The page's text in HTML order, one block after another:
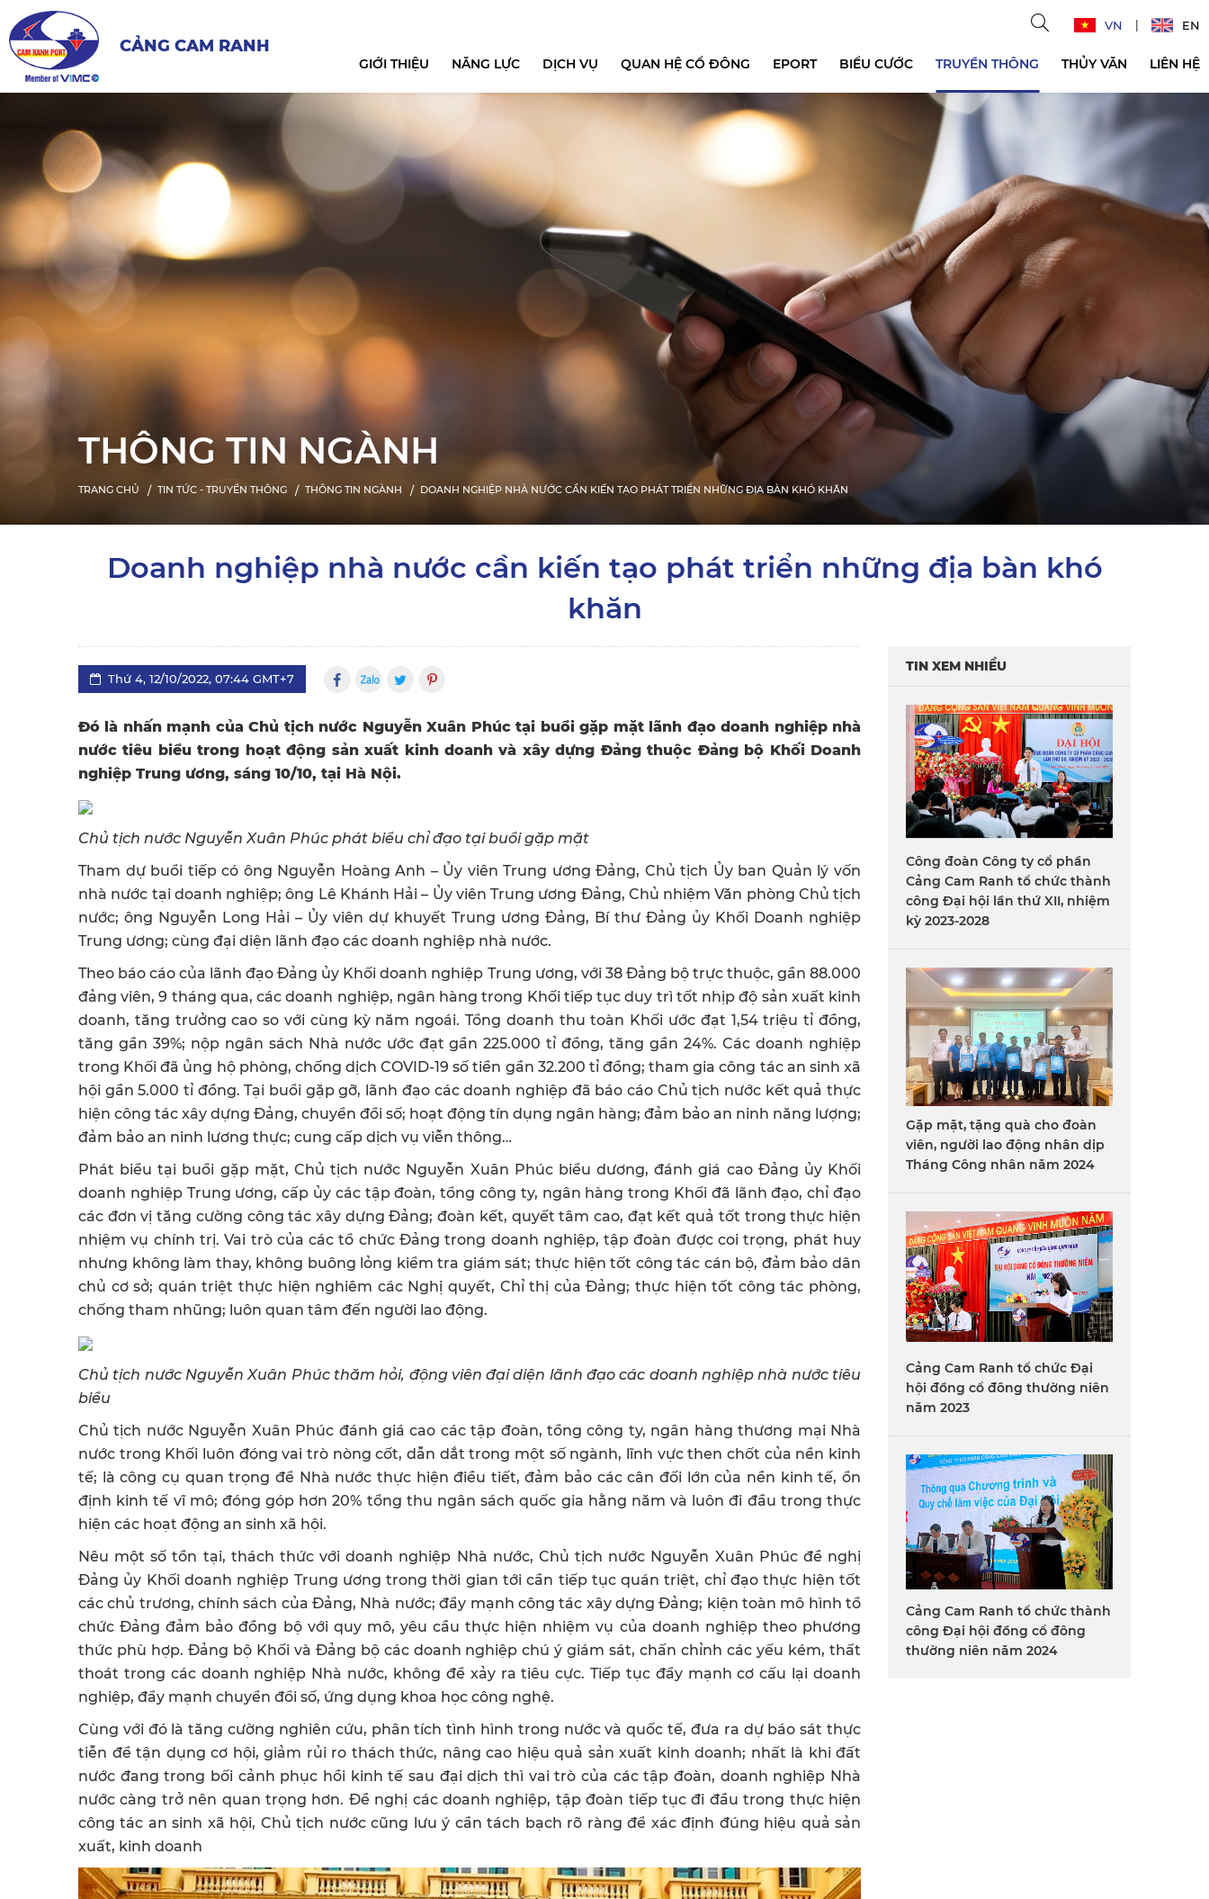
CẢNG CAM RANH
VN EN
GIỚI THIỆU NĂNG LỰC DỊCH VỤ QUAN HỆ CỔ ĐÔNG EPORT BIỂU CƯỚC TRUYỀN THÔNG THỦY VĂN LIÊN HỆ
THÔNG TIN NGÀNH
TRANG CHỦ TIN TỨC - TRUYỀN THÔNG THÔNG TIN NGÀNH DOANH NGHIỆP NHÀ NƯỚC CẦN KIẾN TẠO PHÁT TRIỂN NHỮNG ĐỊA BÀN KHÓ KHĂN
Doanh nghiệp nhà nước cần kiến tạo phát triển những địa bàn khó
khăn
Thứ 4, 12/10/2022, 07:44 GMT+7
Đó là nhấn mạnh của Chủ tịch nước Nguyễn Xuân Phúc tại buổi gặp mặt lãnh đạo doanh nghiệp nhà
nước tiêu biểu trong hoạt động sản xuất kinh doanh và xây dựng Đảng thuộc Đảng bộ Khối Doanh
nghiệp Trung ương, sáng 10/10, tại Hà Nội.
Chủ tịch nước Nguyễn Xuân Phúc phát biểu chỉ đạo tại buổi gặp mặt
Tham dự buổi tiếp có ông Nguyễn Hoàng Anh – Ủy viên Trung ương Đảng, Chủ tịch Ủy ban Quản lý vốn
nhà nước tại doanh nghiệp; ông Lê Khánh Hải – Ủy viên Trung ương Đảng, Chủ nhiệm Văn phòng Chủ tịch
nước; ông Nguyễn Long Hải – Ủy viên dự khuyết Trung ương Đảng, Bí thư Đảng ủy Khối Doanh nghiệp
Trung ương; cùng đại diện lãnh đạo các doanh nghiệp nhà nước.
Theo báo cáo của lãnh đạo Đảng ủy Khối doanh nghiệp Trung ương, với 38 Đảng bộ trực thuộc, gần 88.000
đảng viên, 9 tháng qua, các doanh nghiệp, ngân hàng trong Khối tiếp tục duy trì tốt nhịp độ sản xuất kinh
doanh, tăng trưởng cao so với cùng kỳ năm ngoái. Tổng doanh thu toàn Khối ước đạt 1,54 triệu tỉ đồng,
tăng gần 39%; nộp ngân sách Nhà nước ước đạt gần 225.000 tỉ đồng, tăng gần 24%. Các doanh nghiệp
trong Khối đã ủng hộ phòng, chống dịch COVID-19 số tiền gần 32.200 tỉ đồng; tham gia công tác an sinh xã
hội gần 5.000 tỉ đồng. Tại buổi gặp gỡ, lãnh đạo các doanh nghiệp đã báo cáo Chủ tịch nước kết quả thực
hiện công tác xây dựng Đảng, chuyển đổi số; hoạt động tín dụng ngân hàng; đảm bảo an ninh năng lượng;
đảm bảo an ninh lương thực; cung cấp dịch vụ viễn thông…
Phát biểu tại buổi gặp mặt, Chủ tịch nước Nguyễn Xuân Phúc biểu dương, đánh giá cao Đảng ủy Khối
doanh nghiệp Trung ương, cấp ủy các tập đoàn, tổng công ty, ngân hàng trong Khối đã lãnh đạo, chỉ đạo
các đơn vị tăng cường công tác xây dựng Đảng; đoàn kết, quyết tâm cao, đạt kết quả tốt trong thực hiện
nhiệm vụ chính trị. Vai trò của các tổ chức Đảng trong doanh nghiệp, tập đoàn được coi trọng, phát huy
nhưng không làm thay, không buông lỏng kiểm tra giám sát; thực hiện tốt công tác cán bộ, đảm bảo dân
chủ cơ sở; quán triệt thực hiện nghiêm các Nghị quyết, Chỉ thị của Đảng; thực hiện tốt công tác phòng,
chống tham nhũng; luôn quan tâm đến người lao động.
Chủ tịch nước Nguyễn Xuân Phúc thăm hỏi, động viên đại diện lãnh đạo các doanh nghiệp nhà nước tiêu
biểu
Chủ tịch nước Nguyễn Xuân Phúc đánh giá cao các tập đoàn, tổng công ty, ngân hàng thương mại Nhà
nước trong Khối luôn đóng vai trò nòng cốt, dẫn dắt trong một số ngành, lĩnh vực then chốt của nền kinh
tế; là công cụ quan trọng để Nhà nước thực hiện điều tiết, đảm bảo các cân đối lớn của nền kinh tế, ổn
định kinh tế vĩ mô; đóng góp hơn 20% tổng thu ngân sách quốc gia hằng năm và luôn đi đầu trong thực
hiện các hoạt động an sinh xã hội.
Nêu một số tồn tại, thách thức với doanh nghiệp Nhà nước, Chủ tịch nước Nguyễn Xuân Phúc đề nghị
Đảng ủy Khối doanh nghiệp Trung ương trong thời gian tới cần tiếp tục quán triệt, chỉ đạo thực hiện tốt
các chủ trương, chính sách của Đảng, Nhà nước; đẩy mạnh công tác xây dựng Đảng; kiện toàn mô hình tổ
chức Đảng đảm bảo đồng bộ với quy mô, yêu cầu thực hiện nhiệm vụ của doanh nghiệp theo phương
thức phù hợp. Đảng bộ Khối và Đảng bộ các doanh nghiệp chú ý giám sát, chấn chỉnh các yếu kém, thất
thoát trong các doanh nghiệp Nhà nước, không để xảy ra tiêu cực. Tiếp tục đẩy mạnh cơ cấu lại doanh
nghiệp, đẩy mạnh chuyển đổi số, ứng dụng khoa học công nghệ.
Cùng với đó là tăng cường nghiên cứu, phân tích tình hình trong nước và quốc tế, đưa ra dự báo sát thực
tiễn để tận dụng cơ hội, giảm rủi ro thách thức, nâng cao hiệu quả sản xuất kinh doanh; nhất là khi đất
nước đang trong bối cảnh phục hồi kinh tế sau đại dịch thì vai trò của các tập đoàn, doanh nghiệp Nhà
nước càng trở nên quan trọng hơn. Đề nghị các doanh nghiệp, tập đoàn tiếp tục đi đầu trong thực hiện
công tác an sinh xã hội, Chủ tịch nước cũng lưu ý cần tách bạch rõ ràng để xác định đúng hiệu quả sản
xuất, kinh doanh
TIN XEM NHIỀU
Công đoàn Công ty cổ phần
Cảng Cam Ranh tổ chức thành
công Đại hội lần thứ XII, nhiệm
kỳ 2023-2028
Gặp mặt, tặng quà cho đoàn
viên, người lao động nhân dịp
Tháng Công nhân năm 2024
Cảng Cam Ranh tổ chức Đại
hội đồng cổ đông thường niên
năm 2023
Cảng Cam Ranh tổ chức thành
công Đại hội đồng cổ đông
thường niên năm 2024